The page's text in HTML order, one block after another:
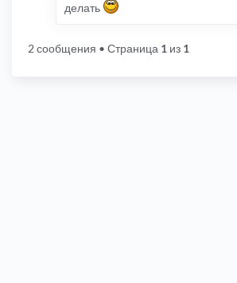
делать
2 сообщения • Страница 1 из 1